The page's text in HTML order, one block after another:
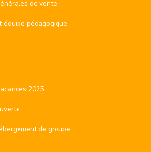
de vente
équipe pédagogique
2025
de groupe